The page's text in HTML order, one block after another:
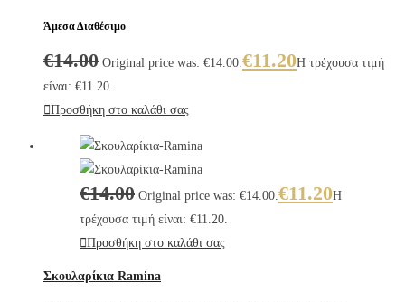
Άμεσα Διαθέσιμο
€14.00 Original price was: €14.00.€11.20Η τρέχουσα τιμή
είναι: €11.20.
Προσθήκη στο καλάθι σας
€14.00 Original price was: €14.00.€11.20Η
τρέχουσα τιμή είναι: €11.20.
Προσθήκη στο καλάθι σας
Σκουλαρίκια Ramina